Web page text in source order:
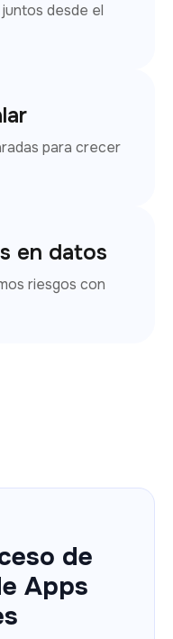
desde el
para crecer
en datos
riesgos con
de
Apps